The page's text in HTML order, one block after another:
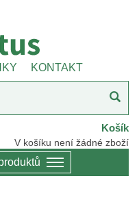
KONTAKT
Košík
V košíku není žádné zboží